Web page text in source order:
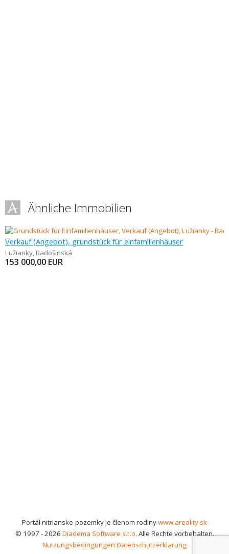
Ähnliche Immobilien
Verkauf (Angebot), grundstück für einfamilienhäuser
Lužianky, Radošinská
153 000,00 EUR
Portál nitrianske-pozemky je členom rodinywww.areality.sk
© 1997 - 2026 Diadema Software s.r.o. Alle Rechte vorbehalten.
Nutzungsbedingungen Datenschutzerklärung